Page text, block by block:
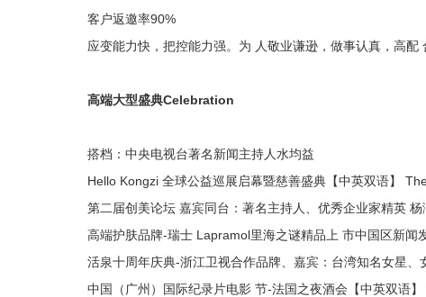
客户返邀率90%
应变能力快，把控能力强。为 人敬业谦逊，做事认真，高配
高端大型盛典Celebration
搭档：中央电视台著名新闻主持人水均益
Hello Kongzi 全球公益巡展启幕暨慈善盛典【中英双语】
第二届创美论坛 嘉宾同台：著名主持人、优秀企业家精英 杨
高端护肤品牌-瑞士 Lapramol里海之谜精品上 市中国区新
活泉十周年庆典-浙江卫视合作品牌、嘉宾：台湾知名女星
中国（广州）国际纪录片电影 节-法国之夜酒会【中英双